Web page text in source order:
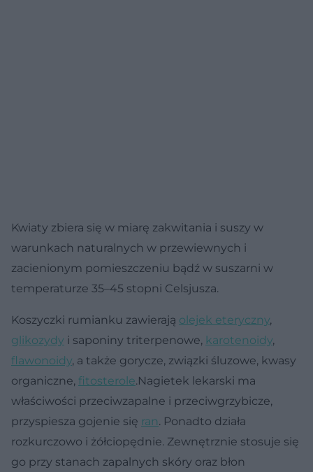
Kwiaty zbiera się w miarę zakwitania i suszy w
warunkach naturalnych w przewiewnych i
zacienionym pomieszczeniu bądź w suszarni w
temperaturze 35–45 stopni Celsjusza.
Koszyczki rumianku zawierają olejek eteryczny,
glikozydy i saponiny triterpenowe, karotenoidy,
flawonoidy, a także gorycze, związki śluzowe, kwasy
organiczne, fitosterole.Nagietek lekarski ma
właściwości przeciwzapalne i przeciwgrzybicze,
przyspiesza gojenie się ran. Ponadto działa
rozkurczowo i żółciopędnie. Zewnętrznie stosuje się
go przy stanach zapalnych skóry oraz błon